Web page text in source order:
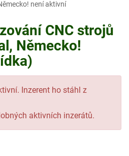
není aktivní
CNC strojů
Německo!
Inzerent ho stáhl z
aktivních inzerátů.